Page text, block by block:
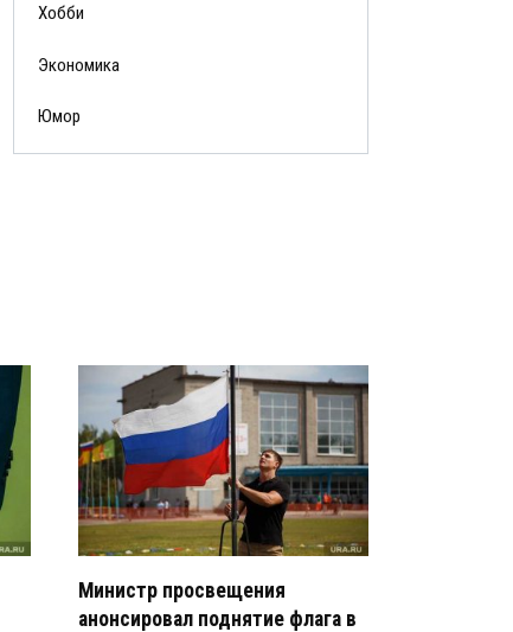
Хобби
Экономика
Юмор
Министр просвещения
анонсировал поднятие флага в